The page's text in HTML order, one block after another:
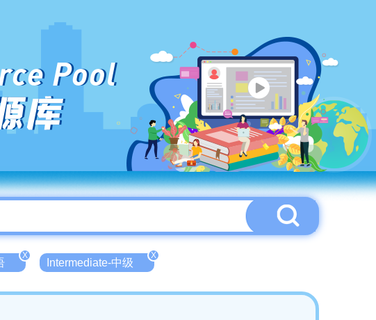
Pool
库
X
Intermediate-中级
X